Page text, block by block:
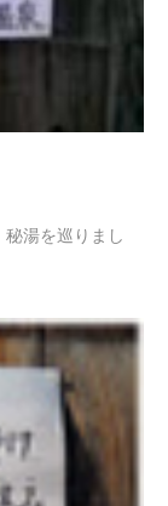
湯を巡りまし